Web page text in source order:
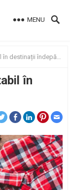
MENU
îndepărtate
în